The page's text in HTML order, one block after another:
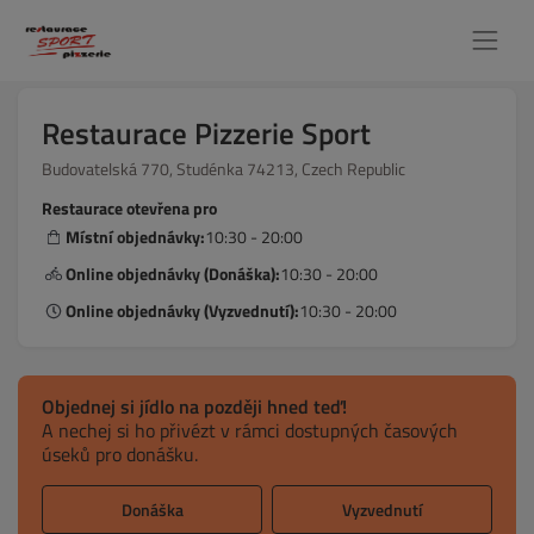
Restaurace Pizzerie Sport
Budovatelská 770, Studénka 74213, Czech Republic
Restaurace otevřena pro
Místní objednávky:10:30 - 20:00
Online objednávky (Donáška):10:30 - 20:00
Online objednávky (Vyzvednutí):10:30 - 20:00
Objednej si jídlo na později hned teď!
A nechej si ho přivézt v rámci dostupných časových
úseků pro donášku.
Donáška Vyzvednutí